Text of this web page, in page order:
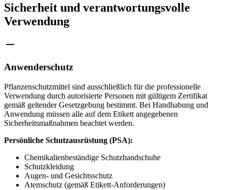
Sicherheit und verantwortungsvolle
Verwendung
Anwenderschutz
Pflanzenschutzmittel sind ausschließlich für die professionelle
Verwendung durch autorisierte Personen mit gültigem Zertifikat
gemäß geltender Gesetzgebung bestimmt. Bei Handhabung und
Anwendung müssen alle auf dem Etikett angegebenen
Sicherheitsmaßnahmen beachtet werden.
Persönliche Schutzausrüstung (PSA):
Chemikalienbeständige Schutzhandschuhe
Schutzkleidung
Augen- und Gesichtsschutz
Atemschutz (gemäß Etikett-Anforderungen)